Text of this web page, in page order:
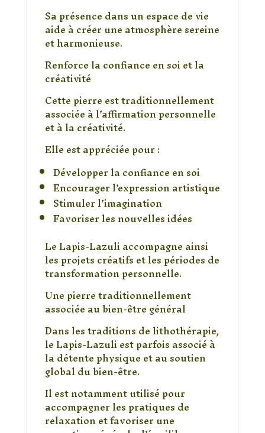
Sa présence dans un espace de vie
aide à créer une atmosphère sereine
et harmonieuse.
Renforce la confiance en soi et la
créativité
Cette pierre est traditionnellement
associée à l’affirmation personnelle
et à la créativité.
Elle est appréciée pour :
Développer la confiance en soi
Encourager l’expression artistique
Stimuler l’imagination
Favoriser les nouvelles idées
Le Lapis-Lazuli accompagne ainsi
les projets créatifs et les périodes de
transformation personnelle.
Une pierre traditionnellement
associée au bien-être général
Dans les traditions de lithothérapie,
le Lapis-Lazuli est parfois associé à
la détente physique et au soutien
global du bien-être.
Il est notamment utilisé pour
accompagner les pratiques de
relaxation et favoriser une